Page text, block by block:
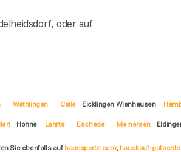
oder auf
Wathlingen Celle Eicklingen Wienhausen
Hohne Lehrte Eschede Meinersen
Sie ebenfalls auf bauexperte.com, hauskauf-